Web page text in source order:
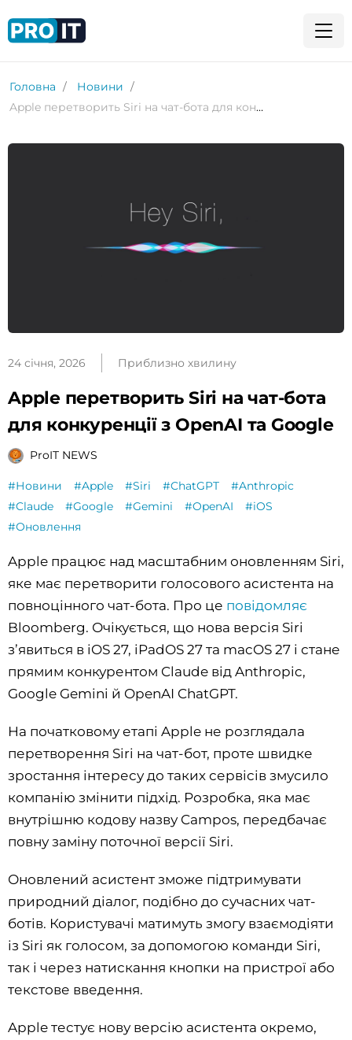
Головна
Новини
Apple перетворить Siri на чат-бота для конкуренції з OpenAI та Google
24 січня, 2026 Приблизно хвилину
Apple перетворить Siri на чат-бота
для конкуренції з OpenAI та Google
ProIT NEWS
#Новини #Apple #Siri #ChatGPT
#Anthropic
#Claude
#Google #Gemini #OpenAI
#iOS
#Оновлення
Apple працює над масштабним оновленням Siri,
яке має перетворити голосового асистента на
повноцінного чат-бота. Про це повідомляє
Bloomberg. Очікується, що нова версія Siri
з’явиться в iOS 27, iPadOS 27 та macOS 27 і стане
прямим конкурентом Claude від Anthropic,
Google Gemini й OpenAI ChatGPT.
На початковому етапі Apple не розглядала
перетворення Siri на чат-бот, проте швидке
зростання інтересу до таких сервісів змусило
компанію змінити підхід. Розробка, яка має
внутрішню кодову назву Campos, передбачає
повну заміну поточної версії Siri.
Оновлений асистент зможе підтримувати
природний діалог, подібно до сучасних чат-
ботів. Користувачі матимуть змогу взаємодіяти
із Siri як голосом, за допомогою команди Siri,
так і через натискання кнопки на пристрої або
текстове введення.
Apple тестує нову версію асистента окремо,